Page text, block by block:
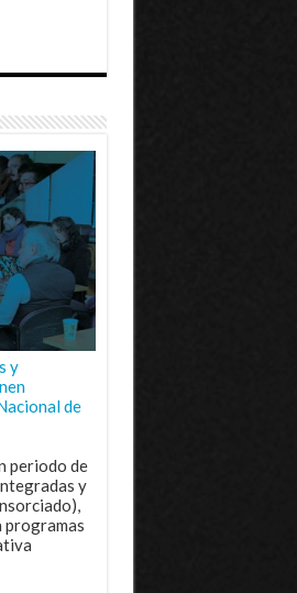
y
de
periodo de
y
programas